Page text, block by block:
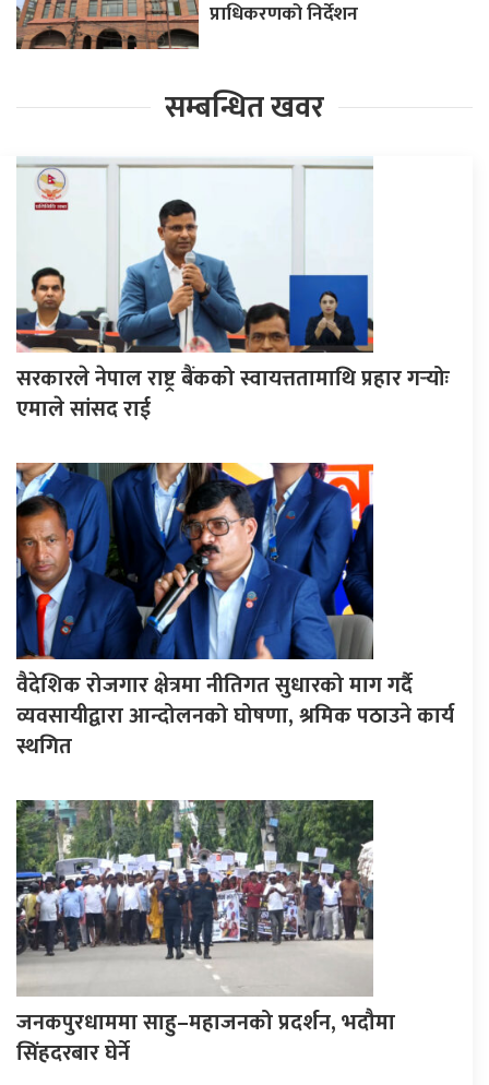
प्राधिकरणको निर्देशन
सम्बन्धित खवर
सरकारले नेपाल राष्ट्र बैंकको स्वायत्ततामाथि प्रहार गर्‍योः
एमाले सांसद राई
वैदेशिक रोजगार क्षेत्रमा नीतिगत सुधारको माग गर्दै
व्यवसायीद्वारा आन्दोलनको घोषणा, श्रमिक पठाउने कार्य
स्थगित
जनकपुरधाममा साहु–महाजनको प्रदर्शन, भदौमा
सिंहदरबार घेर्ने